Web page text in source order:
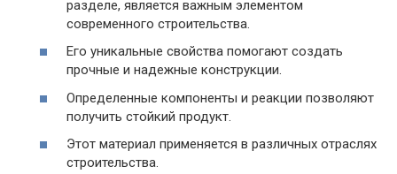
разделе, является важным элементом
современного строительства.
Его уникальные свойства помогают создать
прочные и надежные конструкции.
Определенные компоненты и реакции позволяют
получить стойкий продукт.
Этот материал применяется в различных отраслях
строительства.